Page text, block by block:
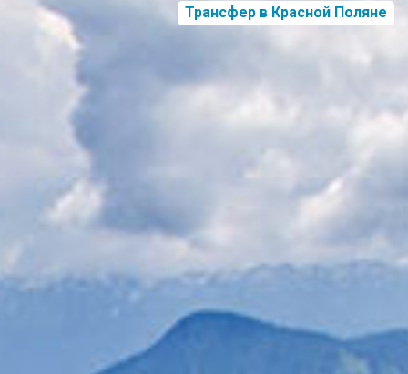
Трансфер в Красной Поляне